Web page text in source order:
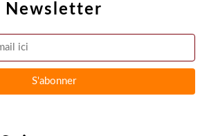
Newsletter